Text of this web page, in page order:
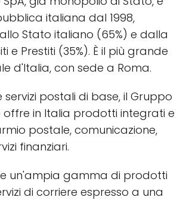
italiana dal 1998,
Stato italiano (65%) e dalla
e Prestiti (35%). È il più grande
d'Italia, con sede a Roma.
postali di base, il Gruppo
offre in Italia prodotti integrati e
postale, comunicazione,
finanziari.
un'ampia gamma di prodotti
di corriere espresso a una